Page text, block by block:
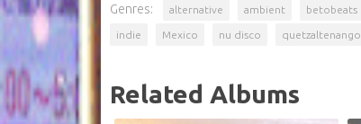
Genres: alternative ambient betobeats
indie Mexico nu disco quetzaltenango
Related Albums